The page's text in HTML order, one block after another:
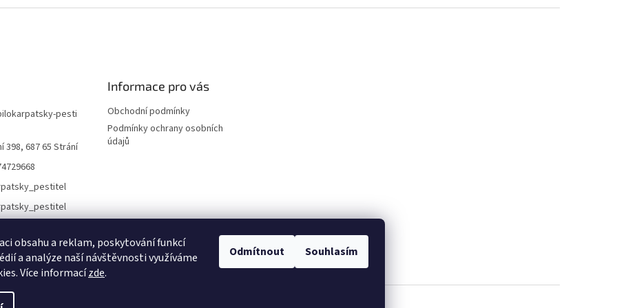
obsahu a reklam, poskytování funkcí
a analýze naší návštěvnosti využíváme
Více informacízde.
Odmítnout Souhlasím
pesti
398, 687 65 Strání
Informace pro vás
Obchodní podmínky
Podmínky ochrany osobních
údajů
Lokality